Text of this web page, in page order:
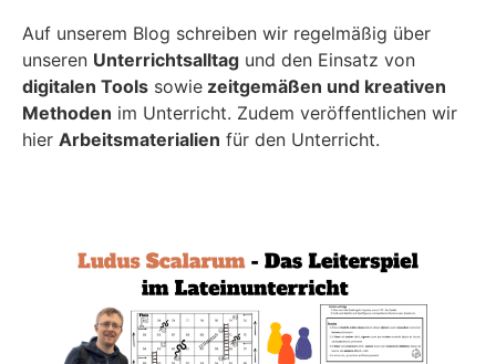
Auf unserem Blog schreiben wir regelmäßig über
unseren Unterrichtsalltag und den Einsatz von
digitalen Tools sowie zeitgemäßen und kreativen
Methoden im Unterricht. Zudem veröffentlichen wir
hier Arbeitsmaterialien für den Unterricht.